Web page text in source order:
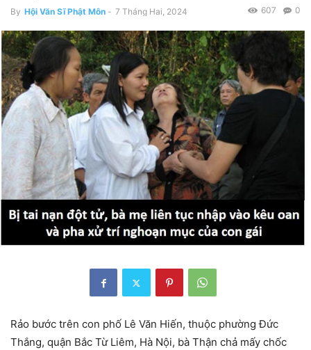
By Hội Văn Sĩ Phật Môn - 7 Tháng Hai, 2024 0
607
Rảo bước trên con phố Lê Văn Hiến, thuộc phường Đức
Thắng, quận Bắc Từ Liêm, Hà Nội, bà Thận chả mấy chốc